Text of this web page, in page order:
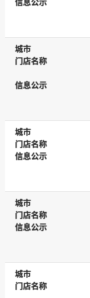
信息公示
信息公示
城市
城市
门店名称
门店名称
信息公示
信息公示
城市
城市
门店名称
门店名称
信息公示
信息公示
城市
城市
门店名称
门店名称
信息公示
信息公示
城市
城市
门店名称
门店名称